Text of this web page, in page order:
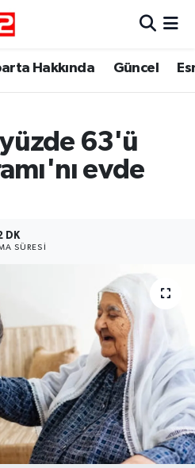
Hakkında Güncel
yüzde 63'ü
evde
DK
SÜRESI
Haritası
ve Fikstür